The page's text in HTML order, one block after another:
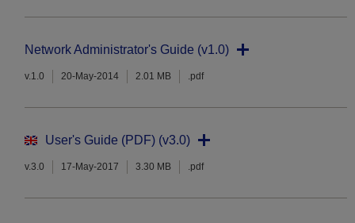
Network Administrator's Guide (v1.0)
v.1.0 20-May-2014 2.01 MB .pdf
User's Guide (PDF) (v3.0)
v.3.0 17-May-2017 3.30 MB .pdf